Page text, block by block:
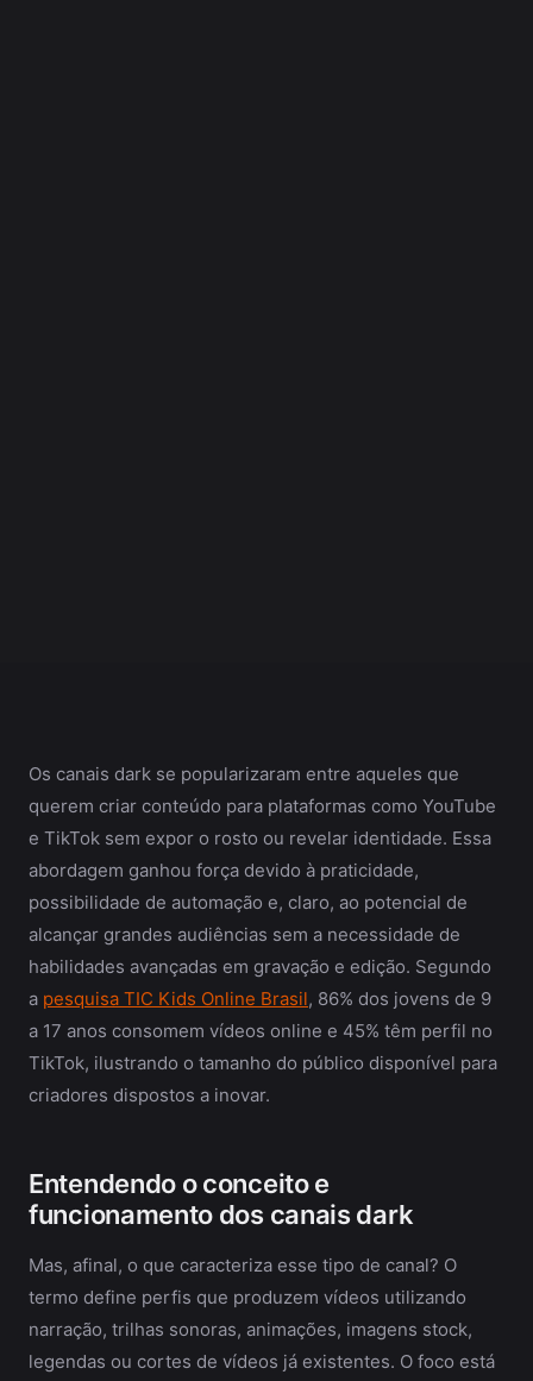
Os canais dark se popularizaram entre aqueles que
querem criar conteúdo para plataformas como YouTube
e TikTok sem expor o rosto ou revelar identidade. Essa
abordagem ganhou força devido à praticidade,
possibilidade de automação e, claro, ao potencial de
alcançar grandes audiências sem a necessidade de
habilidades avançadas em gravação e edição. Segundo
a pesquisa TIC Kids Online Brasil, 86% dos jovens de 9
a 17 anos consomem vídeos online e 45% têm perfil no
TikTok, ilustrando o tamanho do público disponível para
criadores dispostos a inovar.
Entendendo o conceito e
funcionamento dos canais dark
Mas, afinal, o que caracteriza esse tipo de canal? O
termo define perfis que produzem vídeos utilizando
narração, trilhas sonoras, animações, imagens stock,
legendas ou cortes de vídeos já existentes. O foco está